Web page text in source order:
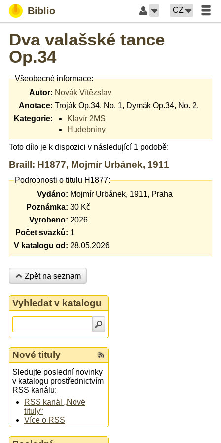
Biblio CZ
Dva valašské tance
Op.34
Všeobecné informace:
Autor: Novák Vítězslav
Anotace: Troják Op.34, No. 1, Dymák Op.34, No. 2.
Kategorie:
Klavír 2MS
Hudebniny
Toto dílo je k dispozici v následující 1 podobě:
Braill: H1877, Mojmír Urbánek, 1911
Podrobnosti o titulu H1877:
Vydáno: Mojmír Urbánek, 1911, Praha
Poznámka: 30 Kč
Vyrobeno: 2026
Počet svazků: 1
V katalogu od: 28.05.2026
Zpět na seznam
Vyhledat v katalogu
Nové tituly
Sledujte poslední novinky
v katalogu prostřednictvím
RSS kanálu:
RSS kanál „Nové
tituly“
Více o RSS